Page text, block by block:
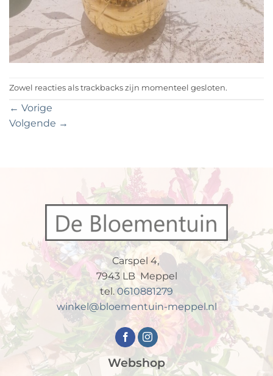
Zowel reacties als trackbacks zijn momenteel gesloten.
← Vorige
Volgende →
Carspel 4,
7943 LB Meppel
tel. 0610881279
winkel@bloementuin-meppel.nl
Webshop